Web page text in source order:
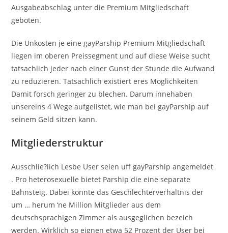
Ausgabeabschlag unter die Premium Mitgliedschaft
geboten.
Die Unkosten je eine gayParship Premium Mitgliedschaft
liegen im oberen Preissegment und auf diese Weise sucht
tatsachlich jeder nach einer Gunst der Stunde die Aufwand
zu reduzieren. Tatsachlich existiert eres Moglichkeiten
Damit forsch geringer zu blechen. Darum innehaben
unsereins 4 Wege aufgelistet, wie man bei gayParship auf
seinem Geld sitzen kann.
Mitgliederstruktur
Ausschlie?lich Lesbe User seien uff gayParship angemeldet
. Pro heterosexuelle bietet Parship die eine separate
Bahnsteig. Dabei konnte das Geschlechterverhaltnis der
um … herum ‘ne Million Mitglieder aus dem
deutschsprachigen Zimmer als ausgeglichen bezeich
werden. Wirklich so eignen etwa 52 Prozent der User bei